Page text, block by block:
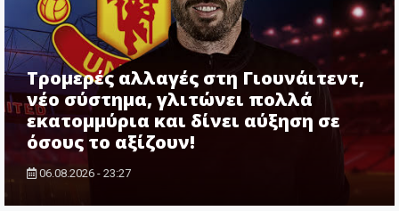
Τρομερές αλλαγές στη Γιουνάιτεντ,
νέο σύστημα, γλιτώνει πολλά
εκατομμύρια και δίνει αύξηση σε
όσους το αξίζουν!
06.08.2026 - 23:27